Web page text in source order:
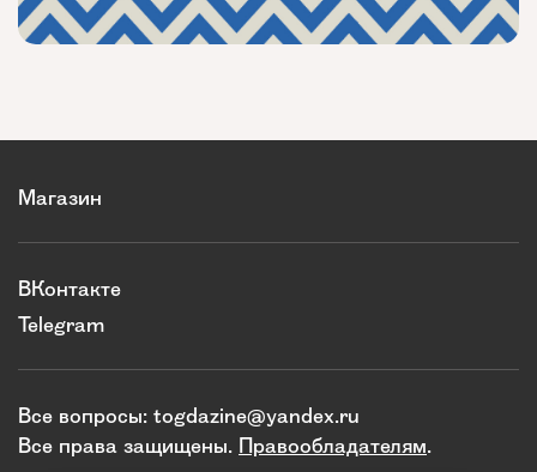
Магазин
ВКонтакте
Telegram
Все вопросы: togdazine@yandex.ru
Все права защищены. Правообладателям.